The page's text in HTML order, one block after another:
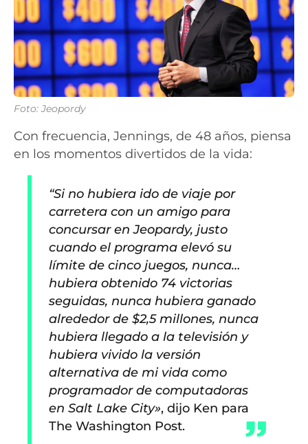
Foto: Jeopordy
Con frecuencia, Jennings, de 48 años, piensa
en los momentos divertidos de la vida:
“Si no hubiera ido de viaje por
carretera con un amigo para
concursar en Jeopardy, justo
cuando el programa elevó su
límite de cinco juegos, nunca…
hubiera obtenido 74 victorias
seguidas, nunca hubiera ganado
alrededor de $2,5 millones, nunca
hubiera llegado a la televisión y
hubiera vivido la versión
alternativa de mi vida como
programador de computadoras
en Salt Lake City», dijo Ken para
The Washington Post.